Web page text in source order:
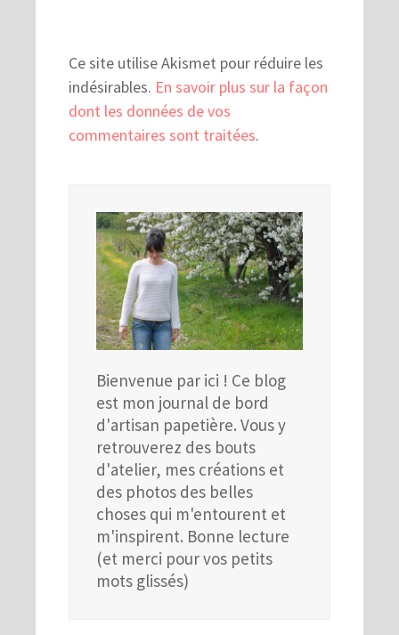
Ce site utilise Akismet pour réduire les
indésirables. En savoir plus sur la façon
dont les données de vos
commentaires sont traitées.
Bienvenue par ici ! Ce blog
est mon journal de bord
d'artisan papetière. Vous y
retrouverez des bouts
d'atelier, mes créations et
des photos des belles
choses qui m'entourent et
m'inspirent. Bonne lecture
(et merci pour vos petits
mots glissés)